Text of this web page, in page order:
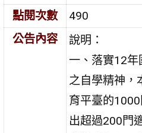
點閱次數
490
公告內容
說明：
一、落實12
之自學精神，
育平臺的
出超過200門